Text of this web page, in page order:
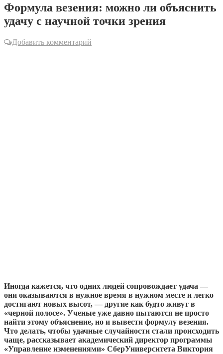
Формула везения: можно ли объяснить
удачу с научной точки зрения
Добавить комментарий
Иногда кажется, что одних людей сопровождает удача —
они оказываются в нужное время в нужном месте и легко
достигают новых высот, — другие как будто живут в
«черной полосе». Ученые уже давно пытаются не просто
найти этому объяснение, но и вывести формулу везения.
Что делать, чтобы удачные случайности стали происходить
чаще, рассказывает академический директор программы
«Управление изменениями» СберУниверситета Виктория